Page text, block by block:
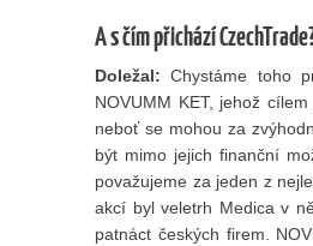
A s čím přichází
Doležal: Chystáme toho
NOVUMM KET, jehož
neboť se mohou za
být mimo jejich finanční
považujeme za jeden z
akcí byl veletrh Medica v
patnáct českých firem.